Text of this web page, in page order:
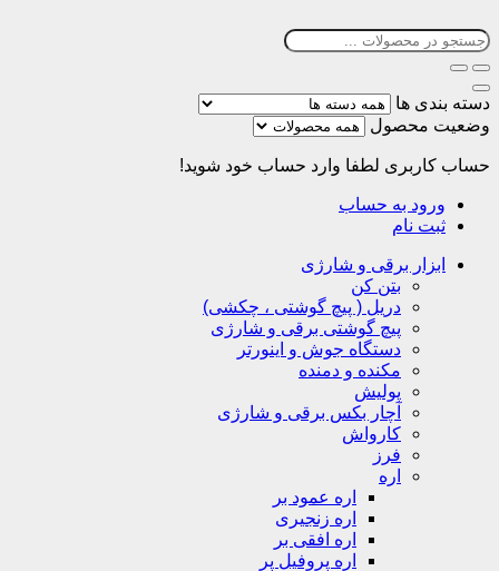
دسته بندی ها
وضعیت محصول
حساب کاربری لطفا وارد حساب خود شوید!
ورود به حساب
ثبت نام
ابزار برقی و شارژی
بتن کن
دریل ( پیچ گوشتی ، چکشی)
پیچ گوشتی برقی و شارژی
دستگاه جوش و اینورتر
مکنده و دمنده
پولیش
آچار بکس برقی و شارژی
کارواش
فرز
اره
اره عمود بر
اره زنجیری
اره افقی بر
اره پروفیل پر